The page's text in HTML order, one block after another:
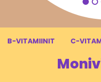
B-VITAMIINIT C-